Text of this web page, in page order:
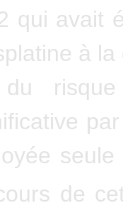
qui avait
à
de